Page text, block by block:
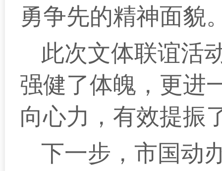
勇争先的精神面貌
此次文体联谊活
强健了体魄，更进
向心力，有效提振
下一步，市国动